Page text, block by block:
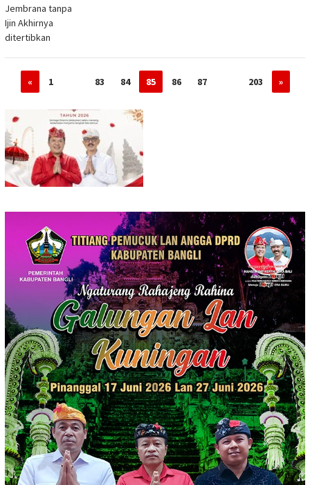
Jembrana tanpa
Ijin Akhirnya
ditertibkan
« 1 83 84 85 86 87 203 »